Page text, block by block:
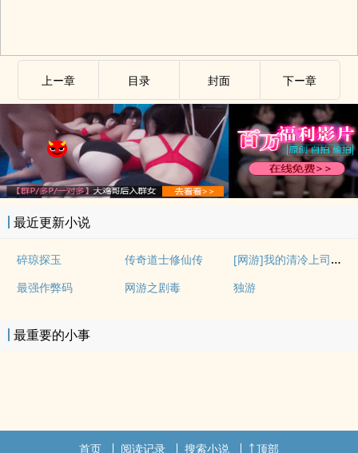
上ー章 目录 封面 下ー章
最近更新小说
碎琼探玉 传奇道士修仙传 [网游]我的清冷上司频繁掉马后
最强作弊码 网游之剧毒 独游
最重要的小事
首页 阅读记录 搜索小说 顶部